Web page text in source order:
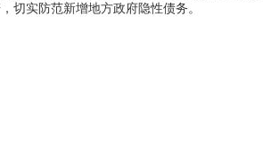
切实防范新增地方政府隐性债务。